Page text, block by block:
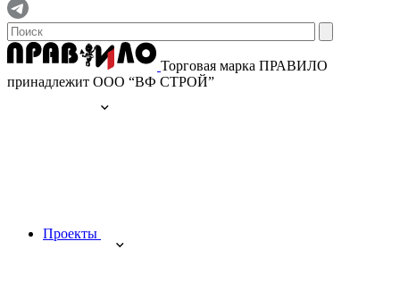
Торговая марка ПРАВИЛО
принадлежит ООО “ВФ СТРОЙ”
Проекты